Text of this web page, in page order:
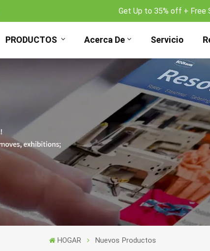
Get Up to 35% off + Free
PRODUCTOS Acerca De Servicio
HOGAR Nuevos Productos